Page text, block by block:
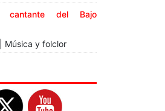
cantante del Bajo
Música y folclor